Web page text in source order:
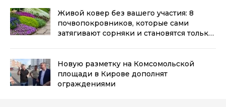
Живой ковер без вашего участия: 8
почвопокровников, которые сами
затягивают сорняки и становятся только
Новую разметку на Комсомольской
площади в Кирове дополнят
ограждениями